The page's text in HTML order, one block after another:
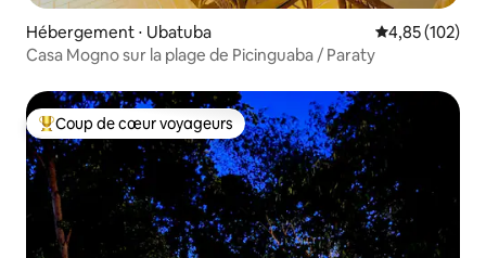
Hébergement ⋅ Ubatuba Évaluation
4,85 (102)
Casa Mogno sur la plage de Picinguaba / Paraty
Coups de cœur voyageurs les plus appréciés
Coup de cœur voyageurs